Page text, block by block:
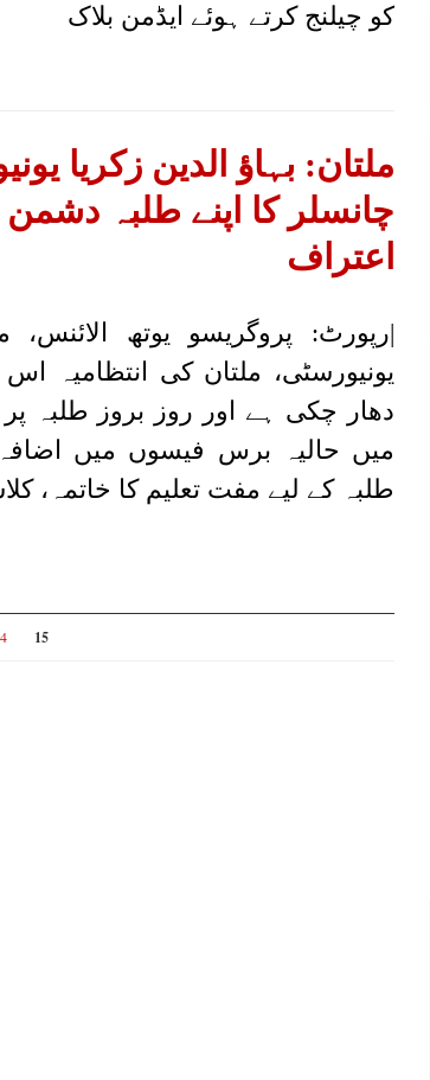
کو چیلنج کرتے ہوئے ایڈمن بلاک
ملتان: بہاؤ الدین زکریا
چانسلر کا اپنے طلبہ دشمن
اعتراف
|رپورٹ: پروگریسو یوتھ الائنس،
یونیورسٹی، ملتان کی انتظامیہ
دھار چکی ہے اور روز بروز طلبہ
میں حالیہ برس فیسوں میں
طلبہ کے لیے مفت تعلیم کا خاتمہ،
15